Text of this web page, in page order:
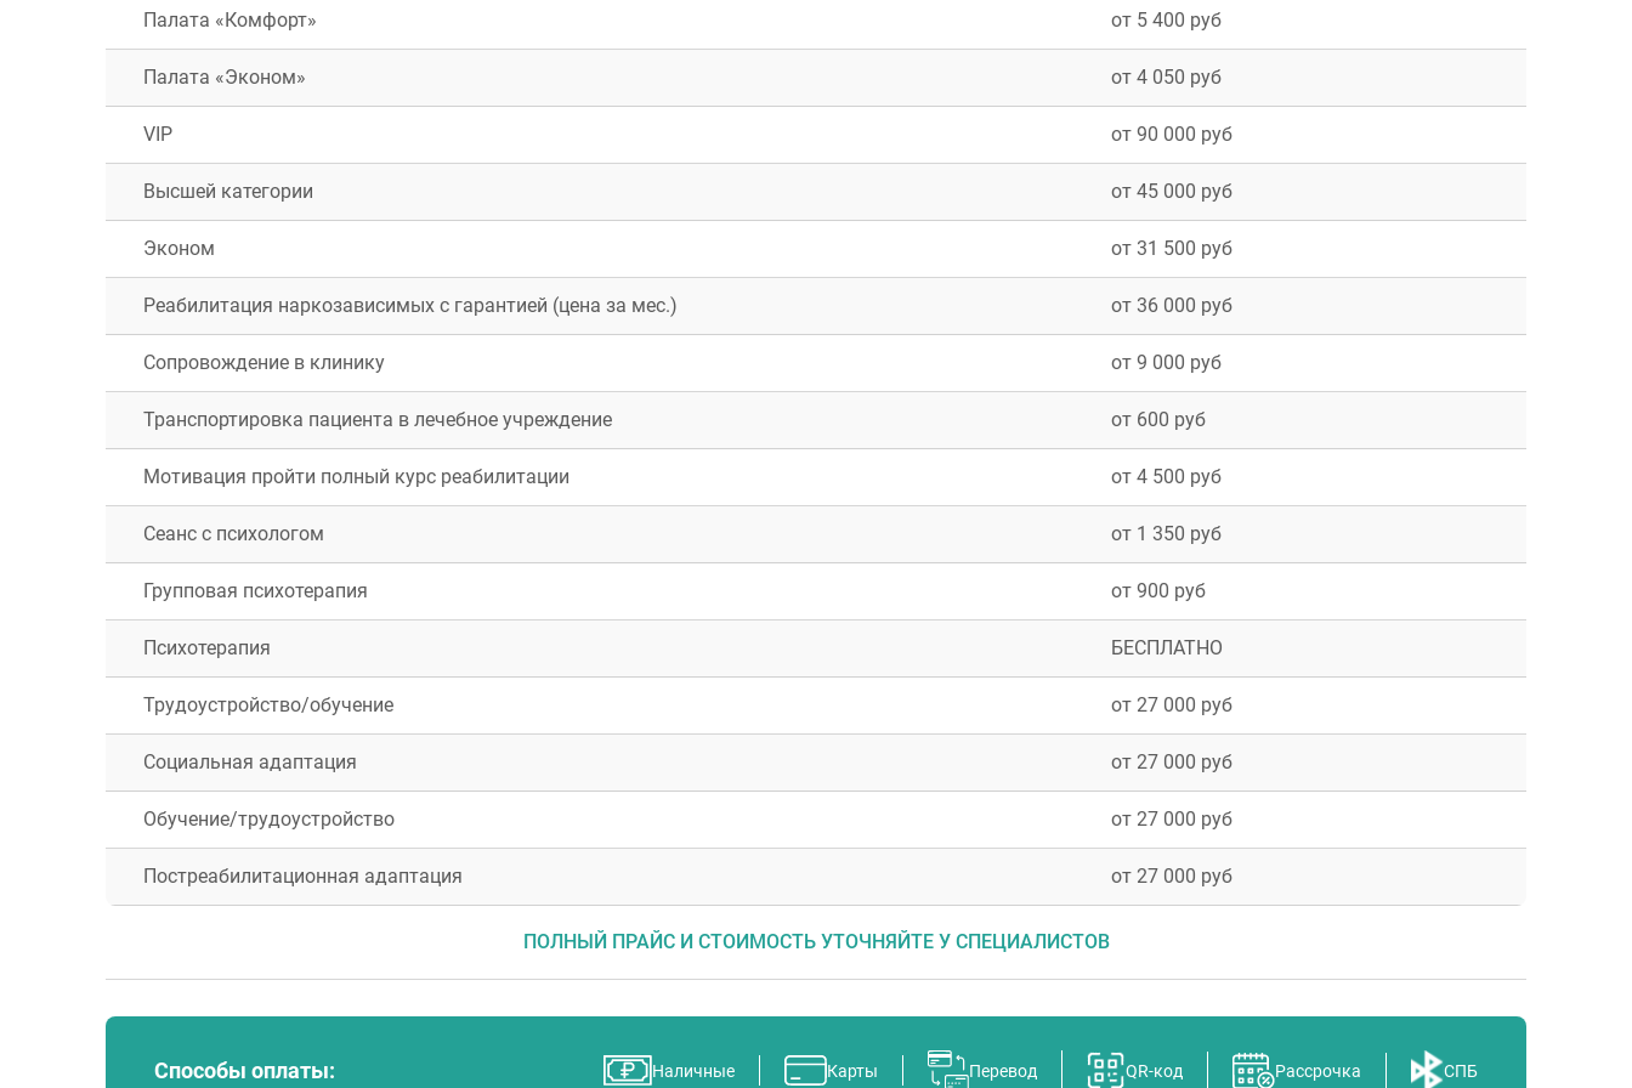
Палата «Комфорт» от 5 400 руб
Палата «Эконом» от 4 050 руб
VIP от 90 000 руб
Высшей категории от 45 000 руб
Эконом от 31 500 руб
Реабилитация наркозависимых с гарантией (цена за мес.) от 36 000 руб
Сопровождение в клинику от 9 000 руб
Транспортировка пациента в лечебное учреждение от 600 руб
Мотивация пройти полный курс реабилитации от 4 500 руб
Сеанс с психологом от 1 350 руб
Групповая психотерапия от 900 руб
Психотерапия БЕСПЛАТНО
Трудоустройство/обучение от 27 000 руб
Социальная адаптация от 27 000 руб
Обучение/трудоустройство от 27 000 руб
Постреабилитационная адаптация от 27 000 руб
ПОЛНЫЙ ПРАЙС И СТОИМОСТЬ УТОЧНЯЙТЕ У СПЕЦИАЛИСТОВ
Способы оплаты: Наличные Карты Перевод QR-код Рассрочка СПБ